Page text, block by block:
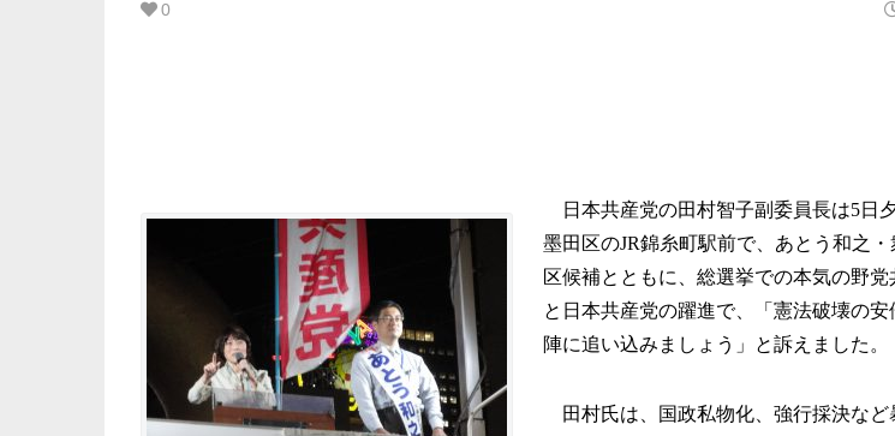
0
日本共産党の田村智子副委員長は5日
墨田区のJR錦糸町駅前で、あとう和之・
区候補とともに、 総選挙での本気の野党
と日本共産党の躍進で、「 憲法破壊の安
陣に追い込みましょう」と訴えました。
田村氏は、国政私物化、 強行採決など